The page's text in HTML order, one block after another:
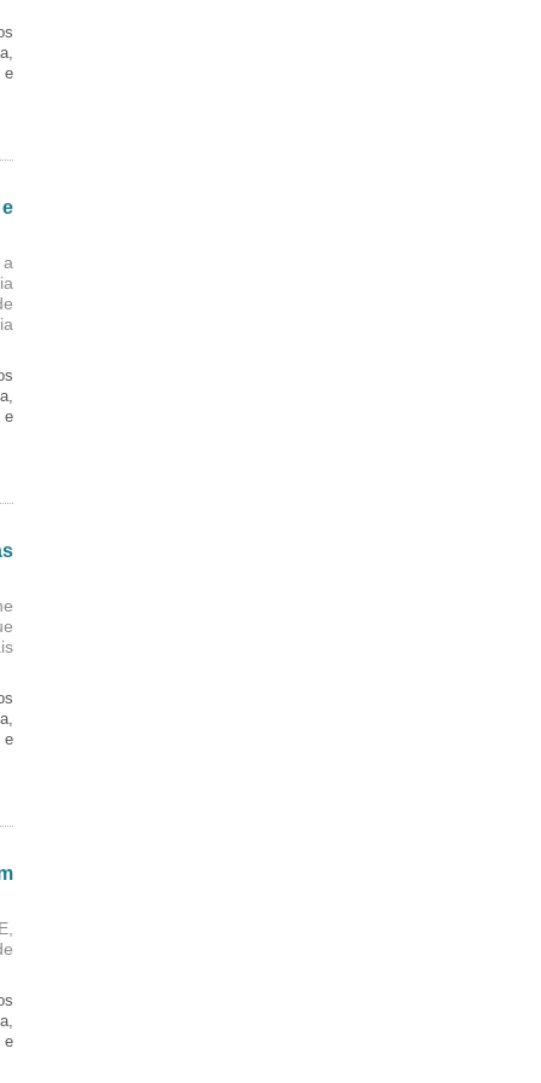
e
e
e
e